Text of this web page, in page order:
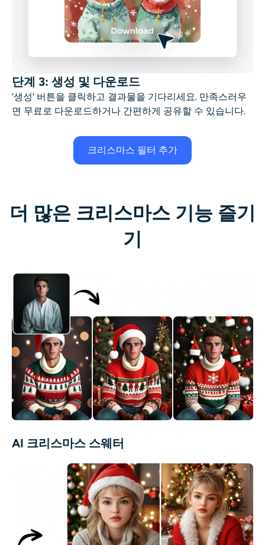
단계 3: 생성 및 다운로드
'생성' 버튼을 클릭하고 결과물을 기다리세요. 만족스러우
면 무료로 다운로드하거나 간편하게 공유할 수 있습니다.
크리스마스 필터 추가
더 많은 크리스마스 기능 즐기
기
AI 크리스마스 스웨터